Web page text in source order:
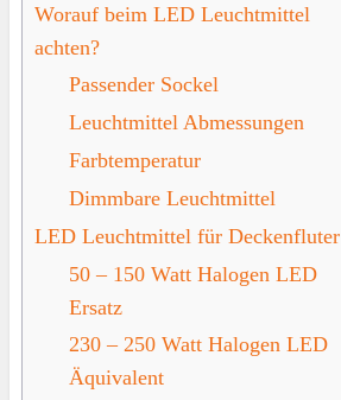
Worauf beim LED Leuchtmittel
achten?
Passender Sockel
Leuchtmittel Abmessungen
Farbtemperatur
Dimmbare Leuchtmittel
LED Leuchtmittel für Deckenfluter
50 – 150 Watt Halogen LED
Ersatz
230 – 250 Watt Halogen LED
Äquivalent